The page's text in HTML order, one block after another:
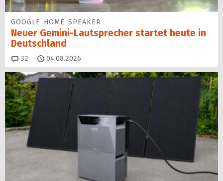
GOOGLE HOME SPEAKER
Neuer Gemini-Laut­spre­cher startet heu­te in
Deutschland
32 Kommentare
04.08.2026